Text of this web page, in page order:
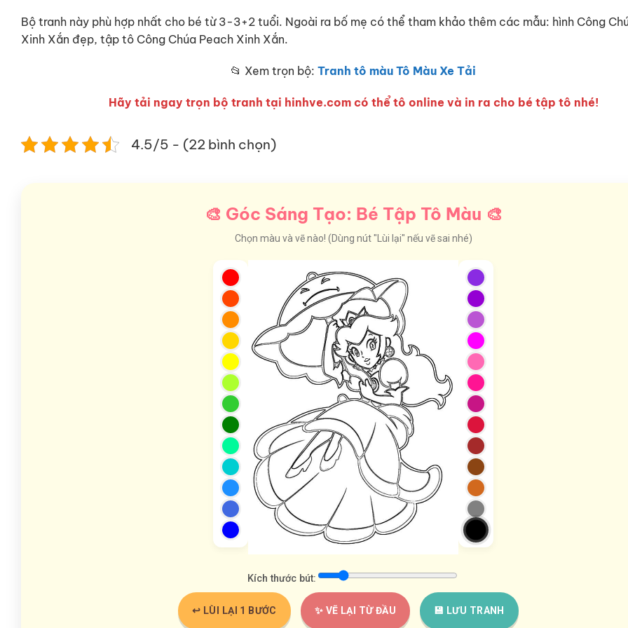
Bộ tranh này phù hợp nhất cho bé từ 3-3+2 tuổi. Ngoài ra bố mẹ có thể tham khảo thêm các mẫu: hình Công
Xinh Xắn đẹp, tập tô Công Chúa Peach Xinh Xắn.
📂 Xem trọn bộ: Tranh tô màu Tô Màu Xe Tải
Hãy tải ngay trọn bộ tranh tại hinhve.com có thể tô online và in ra cho bé tập tô nhé!
4.5/5 - (22 bình chọn)
🎨 Góc Sáng Tạo: Bé Tập Tô Màu 🎨
Chọn màu và vẽ nào! (Dùng nút "Lùi lại" nếu vẽ sai nhé)
Kích thước bút:
↩️ LÙI LẠI 1 BƯỚC ✨ VẼ LẠI TỪ ĐẦU 💾 LƯU TRANH